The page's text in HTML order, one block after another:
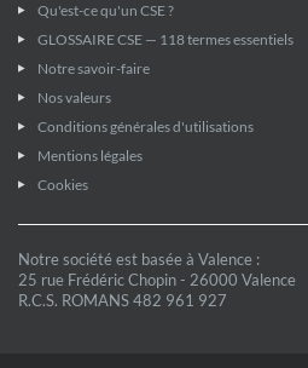
Qu'est-ce qu'un CSE ?
GLOSSAIRE CSE — 118 termes essentiels
Notre savoir-faire
Nos valeurs
Conditions générales d'utilisations
Mentions légales
Cookies
Notre société est basée à Valence :
25 rue Frédéric Chopin - 26000 Valence
R.C.S. ROMANS 482 961 927